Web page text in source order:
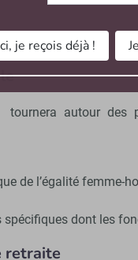
autour des
de l’égalité femme-
dont les
retraite
je reçois déjà !